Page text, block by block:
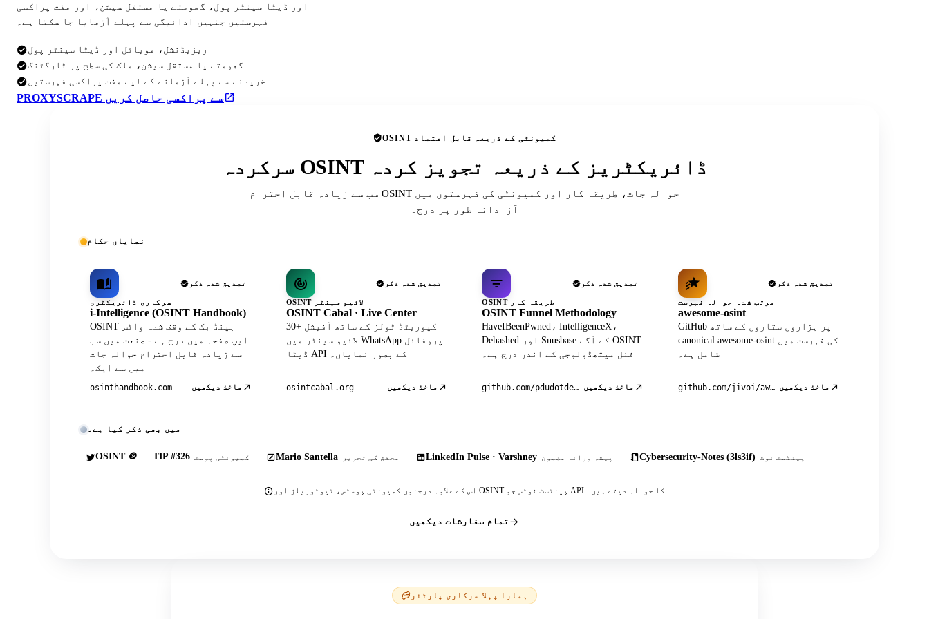
اور ڈیٹا سینٹر پول، گھومتے یا مستقل سیشن، اور مفت پراکسی
فہرستیں جنہیں ادائیگی سے پہلے آزمایا جا سکتا ہے۔
ریزیڈنشل، موبائل اور ڈیٹا سینٹر پول
گھومتے یا مستقل سیشن، ملک کی سطح پر ٹارگٹنگ
خریدنے سے پہلے آزمانے کے لیے مفت پراکسی فہرستیں
PROXYSCRAPE سے پراکسی حاصل کریں
OSINT کمیونٹی کے ذریعہ قابل اعتماد
سرکردہ OSINT ڈائریکٹریز کے ذریعہ تجویز کردہ
سب سے زیادہ قابل احترام OSINT حوالہ جات، طریقہ کار اور کمیونٹی کی فہرستوں میں
آزادانہ طور پر درج۔
نمایاں حکام
تصدیق شدہ ذکر
سرکاری ڈائریکٹری
i-Intelligence (OSINT Handbook)
OSINT ہینڈ بک کے وقف شدہ واٹس
ایپ صفحہ میں درج ہے - صنعت میں سب
سے زیادہ قابل احترام حوالہ جات
میں سے ایک۔
osinthandbook.com ماخذ دیکھیں
تصدیق شدہ ذکر
OSINT لائیو سینٹر
OSINT Cabal · Live Center
30+ کیوریٹڈ ٹولز کے ساتھ آفیشل
لائیو سینٹر میں WhatsApp پروفائل
ڈیٹا API کے بطور نمایاں۔
osintcabal.org ماخذ دیکھیں
تصدیق شدہ ذکر
OSINT طریقہ کار
OSINT Funnel Methodology
HaveIBeenPwned، IntelligenceX،
Dehashed اور Snusbase کے آگے OSINT
فنل میتھڈولوجی کے اندر درج ہے۔
github.com/pdudotdev/ofm ماخذ دیکھیں
تصدیق شدہ ذکر
مرتب شدہ حوالہ فہرست
awesome-osint
GitHub پر ہزاروں ستاروں کے ساتھ
canonical awesome-osint کی فہرست میں
شامل ہے۔
github.com/jivoi/awesome-osint ماخذ دیکھیں
میں بھی ذکر کیا ہے۔
OSINT 🪙 — TIP #326 کمیونٹی پوسٹ Mario Santella محقق کی تحریر LinkedIn Pulse · Varshney پیشہ ورانہ مضمون Cybersecurity-Notes (3ls3if) پینٹسٹ نوٹ
اس کے علاوہ درجنوں کمیونٹی پوسٹس، ٹیوٹوریلز اور OSINT پینٹسٹ نوٹس جو API کا حوالہ دیتے ہیں۔
تمام سفارشات دیکھیں
ہمارا پہلا سرکاری پارٹنر